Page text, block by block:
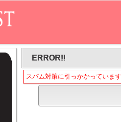
ERROR!!
スパム対策に引っかかっています